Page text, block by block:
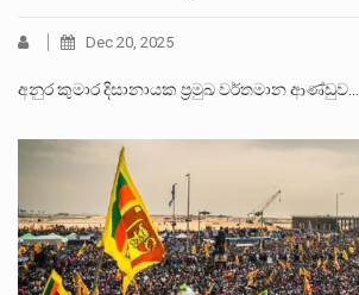
Dec 20, 2025
අනුර කුමාර දිසානායක ප්‍රමුඛ වර්තමාන ආණ්ඩුව…